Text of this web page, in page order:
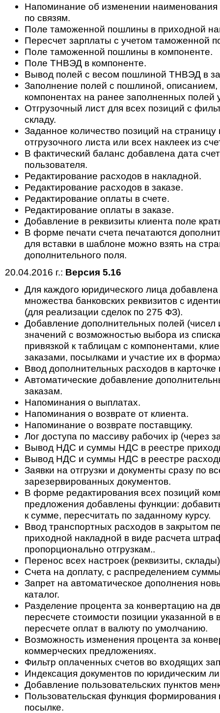
Напоминание об изменении наименования
по связям.
Поле таможенной пошлины в приходной
Пересчет зарплаты с учетом таможенной
Поле таможенной пошлины в компоненте.
Поле ТНВЭД в компоненте.
Вывод полей с весом пошлиной ТНВЭД в
Заполнение полей с пошлиной,
компонентах на ранее заполненных полей
Отгрузочный лист для всех позиций с
складу.
Заданное количество позиций на страницу
отгрузочного листа или всех наклеек из
В фактический баланс добавлена дата
пользователя.
Редактирование расходов в накладной.
Редактирование расходов в заказе.
Редактирование оплаты в счете.
Редактирование оплаты в заказе.
Добавление в реквизиты клиента поле
В форме печати счета печатаются
для вставки в шаблоне можно взять на
дополнительного поля.
20.04.2016 г.: Версия 5.16
Для каждого юридического лица
множества банковских реквизитов с
(для реализации сделок по 275 ФЗ).
Добавление дополнительных полей (чисел
значений с возможностью выбора из
привязкой к таблицам с компонентами,
заказами, посылками и участие их в
Ввод дополнительных расходов в карточке
Автоматические добавление
заказам.
Напоминания о выплатах.
Напоминания о возврате от клиента.
Напоминание о возврате поставщику.
Лог доступа по массиву рабочих ip (через
Вывод НДС и суммы НДС в реестре
Вывод НДС и суммы НДС в реестре
Заявки на отгрузки и документы сразу по
зарезервированных документов.
В форме редактирования всех позиций
предложения добавлены функции:
к сумме, пересчитать по заданному курсу.
Ввод транспортных расходов в закрытом
приходной накладной в виде расчета
пропорционально отгрузкам..
Перенос всех настроек (реквизиты,
Счета на доплату, с распределением
Запрет на автоматическое дополнения
каталог.
Разделение процента за конвертацию на
пересчете стоимости позиции указанной в
пересчете оплат в валюту по умолчанию.
Возможность изменения процента за
коммерческих предложениях.
Фильтр оплаченных счетов во входящих
Индексация документов по юридическим
Добавление пользовательских пунктов
Пользовательская функция формирования
посылке.